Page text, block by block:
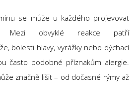
se může u každého projevovat
Mezi obvyklé reakce patří
bolesti hlavy, vyrážky nebo dýchací
často podobné příznakům alergie.
značně lišit – od dočasné rýmy až